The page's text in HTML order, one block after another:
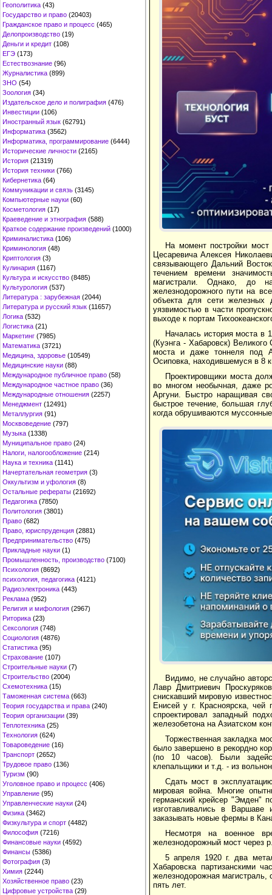
Геополитика (43)
Государство и право (20403)
Гражданское право и процесс (465)
Делопроизводство (19)
Деньги и кредит (108)
ЕГЭ (173)
Естествознание (96)
Журналистика (899)
ЗНО (54)
Зоология (34)
Издательское дело и полиграфия (476)
Инвестиции (106)
Иностранный язык (62791)
Информатика (3562)
Информатика, программирование (6444)
Исторические личности (2165)
История (21319)
История техники (766)
Кибернетика (64)
Коммуникации и связь (3145)
Компьютерные науки (60)
Косметология (17)
Краеведение и этнография (588)
Краткое содержание произведений (1000)
Криминалистика (106)
Криминология (48)
Криптология (3)
Кулинария (1167)
Культура и искусство (8485)
Культурология (537)
Литература : зарубежная (2044)
Литература и русский язык (11657)
Логика (532)
Логистика (21)
Маркетинг (7985)
Математика (3721)
Медицина, здоровье (10549)
Медицинские науки (88)
Международное публичное право (58)
Международное частное право (36)
Международные отношения (2257)
Менеджмент (12491)
Металлургия (91)
Москвоведение (797)
Музыка (1338)
Муниципальное право (24)
Налоги, налогообложение (214)
Наука и техника (1141)
Начертательная геометрия (3)
Оккультизм и уфология (8)
Остальные рефераты (21692)
Педагогика (7850)
Политология (3801)
Право (682)
Право, юриспруденция (2881)
Предпринимательство (475)
Прикладные науки (1)
Промышленность, производство (7100)
Психология (8692)
психология, педагогика (4121)
Радиоэлектроника (443)
Реклама (952)
Религия и мифология (2967)
Риторика (23)
Сексология (748)
Социология (4876)
Статистика (95)
Страхование (107)
Строительные науки (7)
Строительство (2004)
Схемотехника (15)
Таможенная система (663)
Теория государства и права (240)
Теория организации (39)
Теплотехника (25)
Технология (624)
Товароведение (16)
Транспорт (2652)
Трудовое право (136)
Туризм (90)
Уголовное право и процесс (406)
Управление (95)
Управленческие науки (24)
Физика (3462)
Физкультура и спорт (4482)
Философия (7216)
Финансовые науки (4592)
Финансы (5386)
Фотография (3)
Химия (2244)
Хозяйственное право (23)
Цифровые устройства (29)
На момент постройки
Цесаревича Алексея
связывающего Дальний
течением времени
магистрали. Однако, до
железнодорожного пути на
объекта для сети железных
уязвимостью в части
выходе к портам
Началась история моста в
(Куэнга - Хабаровск) Великого
моста и даже тоннеля под
Осиповка, находившемуся в 8
Проектировщики моста
во многом необычная, даже
Аргуни. Быстро наращивая
быстрое течение, большая
когда обрушиваются
Видимо, не случайно
Лавр Дмитриевич
снискавший мировую
Енисей у г. Красноярска,
спроектировал западный
железобетона на Азиатском
Торжественная закладка
было завершено в рекордно
(по 10 часов). Были
клепальщики и т.д. - из
Сдать мост в
мировая война. Многие
германский крейсер "Эмден"
изготавливались в
заказывать новые фермы в
Несмотря на военное
железнодорожный мост через
5 апреля 1920 г. два
Хабаровска партизанскими
железнодорожная магистраль,
пять лет.